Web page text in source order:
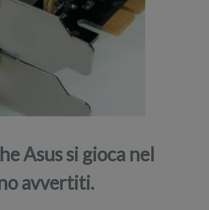
Asus si gioca nel
avvertiti.